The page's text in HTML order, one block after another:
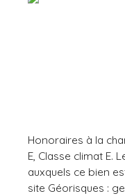
Honoraires à la
E, Classe climat E.
auxquels ce bien
site Géorisques :